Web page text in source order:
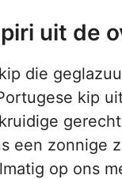
uit de
die
kip
een zonnige
op ons